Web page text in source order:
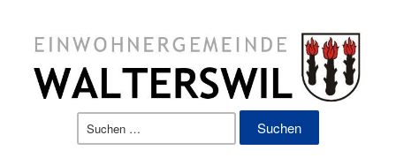
Suchen